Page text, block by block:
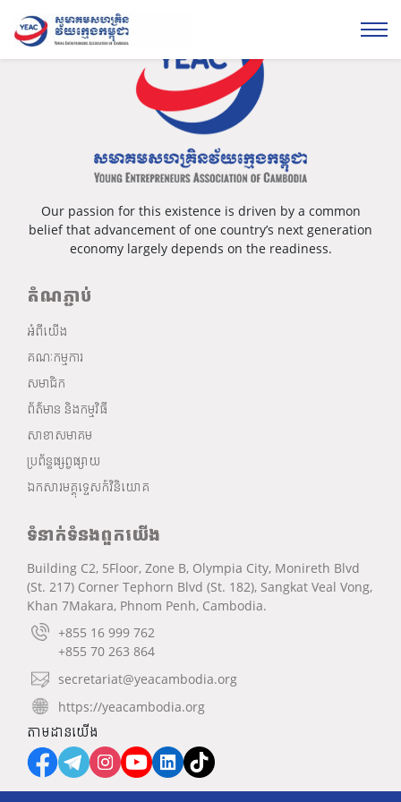
Our passion for this existence is driven by a common
belief that advancement of one country’s next generation
economy largely depends on the readiness.
តំណភ្ជាប់
អំពីយើង
គណៈកម្មការ
សមាជិក
ព័ត៌មាន និងកម្មវិធី
សាខាសមាគម
ប្រព័ន្ធផ្សព្វផ្សាយ
ឯកសារមគ្គុទ្ទេសក៍វិនិយោគ
ទំនាក់ទំនងពួកយើង
Building C2, 5Floor, Zone B, Olympia City, Monireth Blvd
(St. 217) Corner Tephorn Blvd (St. 182), Sangkat Veal Vong,
Khan 7Makara, Phnom Penh, Cambodia.
+855 16 999 762
+855 70 263 864
secretariat@yeacambodia.org
https://yeacambodia.org
តាមដានយើង